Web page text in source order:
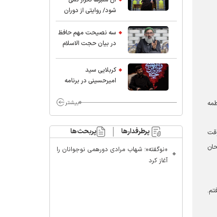
وقت
شود/ روایتی از دوران
کودکی و نوجوانی این
واعظ بزرگ و نویسنده و
پژوهشگر جهان اسلام
سه نصیحت مهم حافظ
در بیان حجت الاسلام
کربلایی سید
امیر‌حسینی در برنامه
محسن چاوشی چه
مراقب ماست/ مردم
دهن تفرقه افکنان بزنند
بیشتر
پرطرفدارها پربحث‌ها
«نوگفته»؛ شهاب مرادی دورهمی نوجوانان را
آغاز کرد